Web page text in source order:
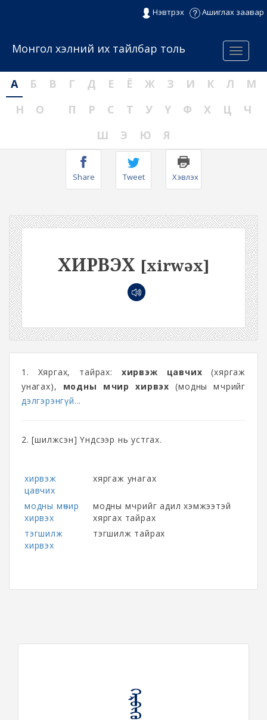
Нэвтрэх Ашиглах заавар
Menu
Монгол хэлний их тайлбар толь
А Б В Г Д Е Ё Ж З И К Л
М
Н
О П Р С Т У Ү Ф Х Ц
Ч
Ш
Э Ю Я
Share Tweet Хэвлэх
ХИРВЭХ [xirwəx]
1. Хяргах, тайрах: хирвэж цавчих (хяргаж
унагах), модны мөчир хирвэх (модны мөчрийг
дэлгэрэнгүй...
2. [шилжсэн] Үндсээр нь устгах.
хирвэж
цавчих
хяргаж унагах
модны мөчир
хирвэх
модны мөчрийг адил хэмжээтэй
хяргах тайрах
тэгшилж
хирвэх
тэгшилж тайрах
ᠬᠡᠷᠪᠢᠬᠦ